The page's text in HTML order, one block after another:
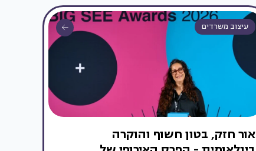
עיצוב משרדים
אור חזק, בטון חשוף והוקרה